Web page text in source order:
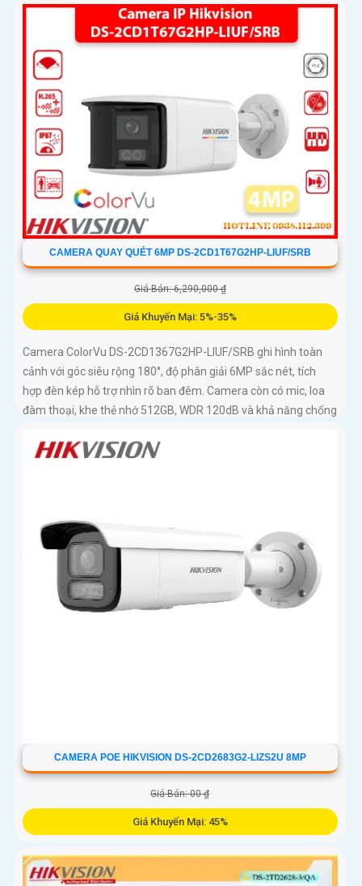
hợp giám sát ngoài trời chống nước IP67
CAMERA QUAY QUÉT 6MP DS-2CD1T67G2HP-LIUF/SRB
Giá Bán: 6,290,000 ₫
Giá Khuyến Mại: 5%-35%
Camera ColorVu DS-2CD1367G2HP-LIUF/SRB ghi hình toàn
cảnh với góc siêu rộng 180°, độ phân giải 6MP sắc nét, tích
hợp đèn kép hỗ trợ nhìn rõ ban đêm. Camera còn có mic, loa
đàm thoại, khe thẻ nhớ 512GB, WDR 120dB và khả năng chống
CAMERA POE HIKVISION DS-2CD2683G2-LIZS2U 8MP
Giá Bán: 00 ₫
Giá Khuyến Mại: 45%
Camera An Ninh DS-2CD2683G2-LIZS2U tích hợp chức năng
Thu Âm và Phát hiện chuyển động, Chống Ngược Sáng DWDR